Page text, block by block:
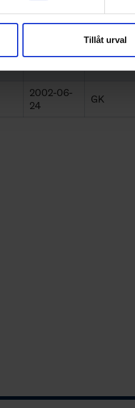
Vi vidarebefordrar även
analysföretag som viTillåt urval
15
LD
2002-06-
24
GK